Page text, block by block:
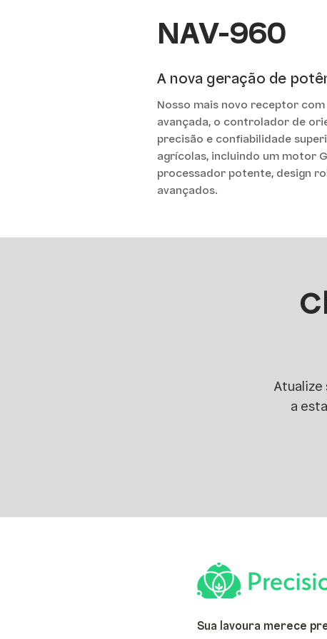
NAV-960
A nova geração de
Nosso mais novo receptor
avançada, o controlador de
precisão e confiabilidade
agrícolas, incluindo um motor
processador potente, design
avançados.
a
Sua lavoura merece